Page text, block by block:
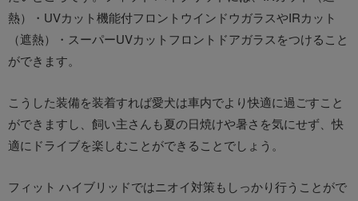
熱）・UVカット機能付フロントウインドウガラスやIRカット
（遮熱）・スーパーUVカットフロントドアガラスをつけること
ができます。
こうした装備を装着すれば愛犬は車内でより快適に過ごすこと
ができますし、飼い主さんも夏の日焼けや暑さを気にせず、快
適にドライブを楽しむことができることでしょう。
フィット ハイブリッドではニオイ対策もしっかり行うことがで